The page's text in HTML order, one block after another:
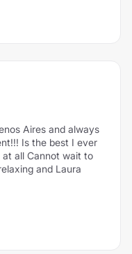
Aires and always
Is the best I ever
at all Cannot wait to
and Laura